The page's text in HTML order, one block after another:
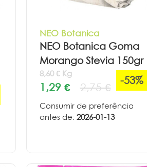
NEO Botanica
NEO Botanica Goma
Morango Stevia 150gr
8,60 € Kg
1,29 € 2,75 €
-53%
Consumir de preferência
antes de: 2026-01-13